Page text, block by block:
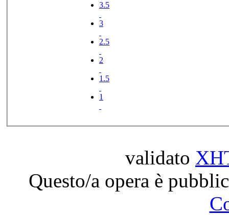
3.5
3
2.5
2
1.5
1
validato
Questo/a opera è